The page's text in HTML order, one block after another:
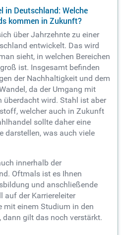
in Deutschland: Welche
kommen in Zukunft?
über Jahrzehnte zu einer
entwickelt. Das wird
sieht, in welchen Bereichen
ist. Insgesamt befinden
der Nachhaltigkeit und dem
da der Umgang mit
überdacht wird. Stahl ist aber
welcher auch in Zukunft
sollte daher eine
darstellen, was auch viele
innerhalb der
Oftmals ist es Ihnen
und anschließende
auf der Karriereleiter
mit einem Studium in den
gilt das noch verstärkt.